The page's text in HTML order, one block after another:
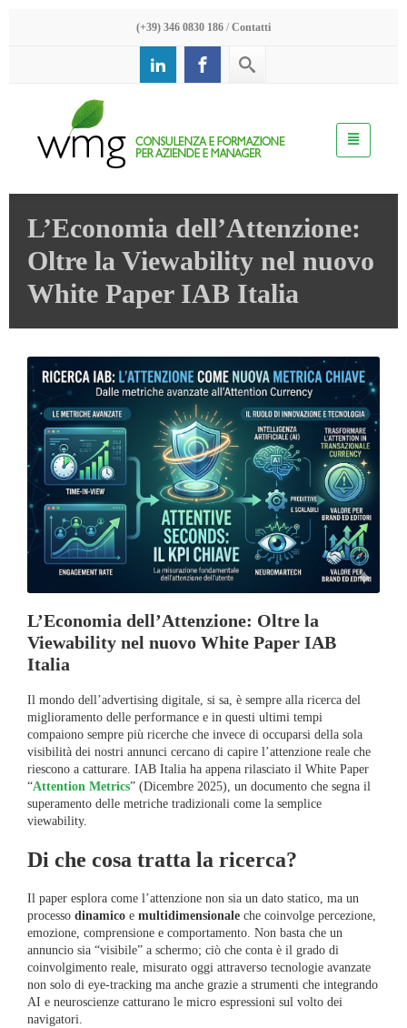
(+39) 346 0830 186 / Contatti
L’Economia dell’Attenzione:
Oltre la Viewability nel nuovo
White Paper IAB Italia
L’Economia dell’Attenzione: Oltre la
Viewability nel nuovo White Paper IAB
Italia
Il mondo dell’advertising digitale, si sa, è sempre alla ricerca del
miglioramento delle performance e in questi ultimi tempi
compaiono sempre più ricerche che invece di occuparsi della sola
visibilità dei nostri annunci cercano di capire l’attenzione reale che
riescono a catturare. IAB Italia ha appena rilasciato il White Paper
“Attention Metrics” (Dicembre 2025), un documento che segna il
superamento delle metriche tradizionali come la semplice
viewability.
Di che cosa tratta la ricerca?
Il paper esplora come l’attenzione non sia un dato statico, ma un
processo dinamico e multidimensionale che coinvolge percezione,
emozione, comprensione e comportamento. Non basta che un
annuncio sia “visibile” a schermo; ciò che conta è il grado di
coinvolgimento reale, misurato oggi attraverso tecnologie avanzate
non solo di eye-tracking ma anche grazie a strumenti che integrando
AI e neuroscienze catturano le micro espressioni sul volto dei
navigatori.